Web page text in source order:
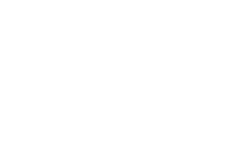
пляжа и аэропорта Симферополя.